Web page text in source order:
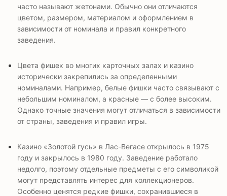
часто называют жетонами. Обычно они отличаются
цветом, размером, материалом и оформлением в
зависимости от номинала и правил конкретного
заведения.
Цвета фишек во многих карточных залах и казино
исторически закрепились за определенными
номиналами. Например, белые фишки часто связывают с
небольшим номиналом, а красные — с более высоким.
Однако точные значения могут отличаться в зависимости
от страны, заведения и правил игры.
Казино «Золотой гусь» в Лас-Вегасе открылось в 1975
году и закрылось в 1980 году. Заведение работало
недолго, поэтому отдельные предметы с его символикой
могут представлять интерес для коллекционеров.
Особенно ценятся редкие фишки, сохранившиеся в